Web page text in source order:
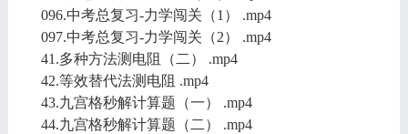
096.中考总复习-力学闯关（1） .mp4
097.中考总复习-力学闯关（2） .mp4
41.多种方法测电阻（二） .mp4
42.等效替代法测电阻 .mp4
43.九宫格秒解计算题（一） .mp4
44.九宫格秒解计算题（二） .mp4